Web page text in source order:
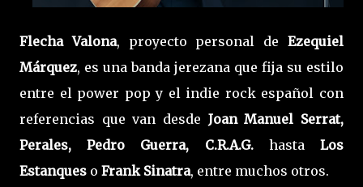
Flecha Valona, proyecto personal deEzequiel
Márquez, es una banda jerezana que fija su estilo
entre el power pop y el indie rock español con
referencias que van desde Joan Manuel Serrat,
Perales, Pedro Guerra, C.R.A.G. hastaLos
Estanques o Frank Sinatra, entre muchos otros.